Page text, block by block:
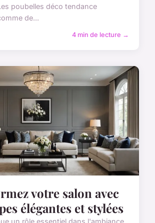
poubelles déco tendance
de...
4 min de lecture →
votre salon avec
élégantes et stylées
un rôle essentiel dans l'ambiance